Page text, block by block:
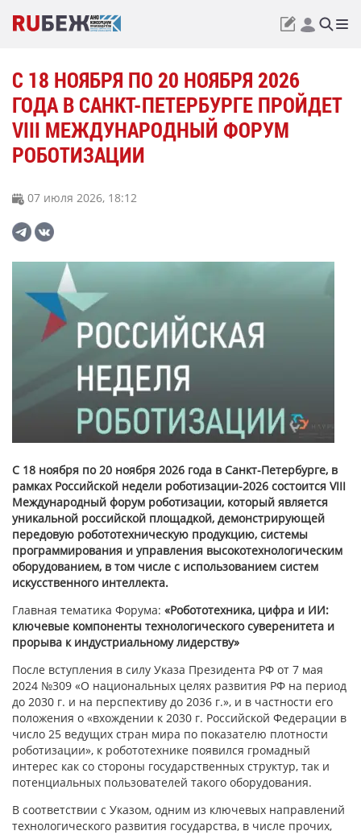
С 18 НОЯБРЯ ПО 20 НОЯБРЯ 2026
ГОДА В САНКТ-ПЕТЕРБУРГЕ ПРОЙДЕТ
VIII МЕЖДУНАРОДНЫЙ ФОРУМ
РОБОТИЗАЦИИ
07 июля 2026, 18:12
С 18 ноября по 20 ноября 2026 года в Санкт-Петербурге, в
рамках Российской недели роботизации-2026 состоится VIII
Международный форум роботизации, который является
уникальной российской площадкой, демонстрирующей
передовую робототехническую продукцию, системы
программирования и управления высокотехнологическим
оборудованием, в том числе с использованием систем
искусственного интеллекта.
Главная тематика Форума: «Робототехника, цифра и ИИ:
ключевые компоненты технологического суверенитета и
прорыва к индустриальному лидерству»
После вступления в силу Указа Президента РФ от 7 мая
2024 №309 «О национальных целях развития РФ на период
до 2030 г. и на перспективу до 2036 г.», и в частности его
положения о «вхождении к 2030 г. Российской Федерации в
число 25 ведущих стран мира по показателю плотности
роботизации», к робототехнике появился громадный
интерес как со стороны государственных структур, так и
потенциальных пользователей такого оборудования.
В соответствии с Указом, одним из ключевых направлений
технологического развития государства, в числе прочих,